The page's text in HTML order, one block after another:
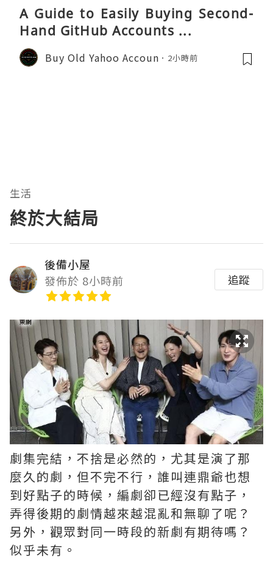
A Guide to Easily Buying Second-
Hand GitHub Accounts ...
Buy Old Yahoo Accoun 2小時前
生活
終於大結局
後備小屋
發佈於 8小時前
追蹤
劇集完結，不捨是必然的，尤其是演了那
麼久的劇，但不完不行，誰叫連鼎爺也想
到好點子的時候，編劇卻已經沒有點子，
弄得後期的劇情越來越混亂和無聊了呢？ ​​​
另外，觀眾對同一時段的新劇有期待嗎？
似乎未有。